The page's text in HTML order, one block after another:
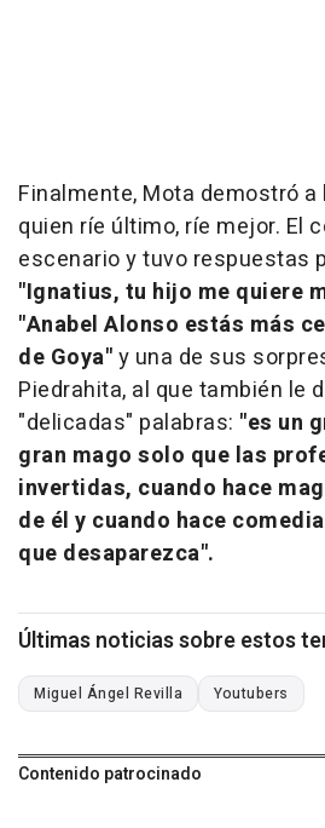
Finalmente, Mota demostró
quien ríe último, ríe mejor. El
escenario y tuvo respuestas
"Ignatius, tu hijo me quiere
"Anabel Alonso estás más
de Goya"y una de sus
Piedrahita, al que también le
"delicadas" palabras: "es un
gran mago solo que las
invertidas, cuando hace
de él y cuando hace
que desaparezca".
Últimas noticias sobre estos
Miguel Ángel Revilla Youtubers
Contenido patrocinado